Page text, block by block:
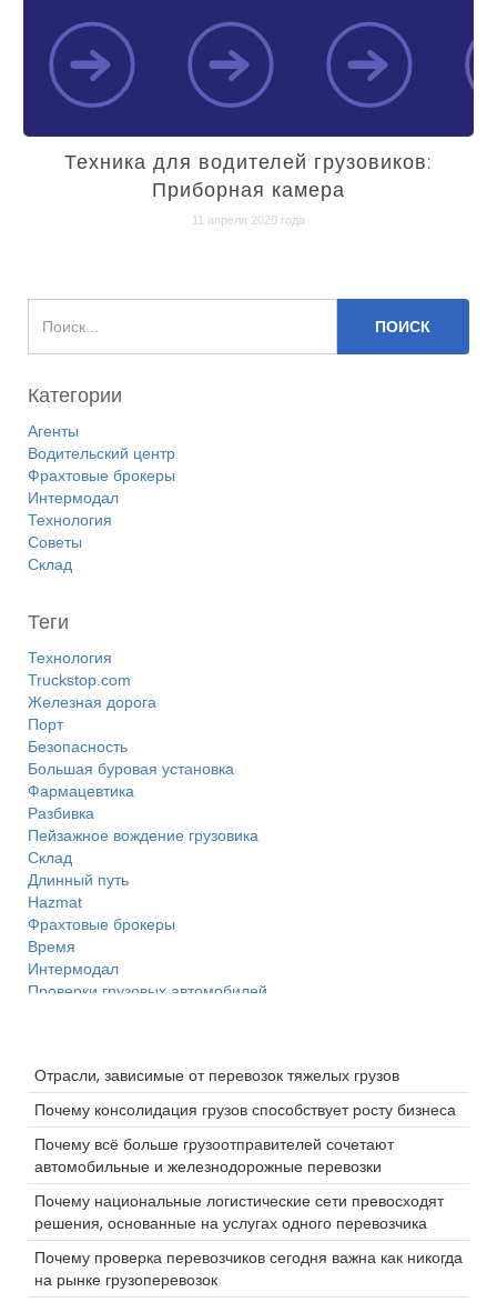
Техника для водителей грузовиков:
Приборная камера
11 апреля 2020 года
Категории
Агенты
Водительский центр
Фрахтовые брокеры
Интермодал
Технология
Советы
Склад
Теги
Технология
Truckstop.com
Железная дорога
Порт
Безопасность
Большая буровая установка
Фармацевтика
Разбивка
Пейзажное вождение грузовика
Склад
Длинный путь
Hazmat
Фрахтовые брокеры
Время
Интермодал
Проверки грузовых автомобилей
NTDAW
Выделите
Reefer
ELD
Грузовики-цистерны
работа водителем грузовика
NTDAW
Водитель
женщины в грузоперевозках
Будущее
Отрасли, зависимые от перевозок тяжелых грузов
Почему консолидация грузов способствует росту бизнеса
Почему всё больше грузоотправителей сочетают
автомобильные и железнодорожные перевозки
Почему национальные логистические сети превосходят
решения, основанные на услугах одного перевозчика
Почему проверка перевозчиков сегодня важна как никогда
на рынке грузоперевозок